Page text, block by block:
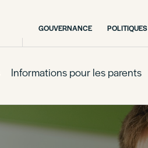
GOUVERNANCE POLITIQUES
Informations pour les parents